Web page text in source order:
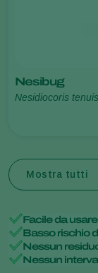
Nesibug
Nesidiocoris tenuis
Mostra tutti
Facile da usare
Basso rischio
Nessun
Nessun